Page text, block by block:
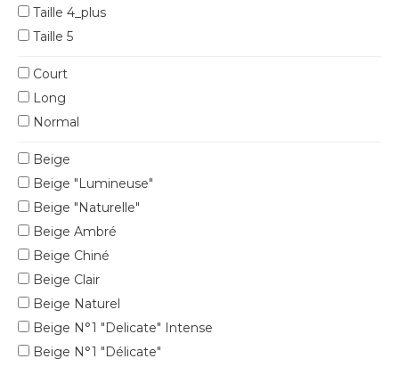
Taille 4_plus
Taille 5
Court
Long
Normal
Beige
Beige "Lumineuse"
Beige "Naturelle"
Beige Ambré
Beige Chiné
Beige Clair
Beige Naturel
Beige N°1 "Delicate" Intense
Beige N°1 "Délicate"